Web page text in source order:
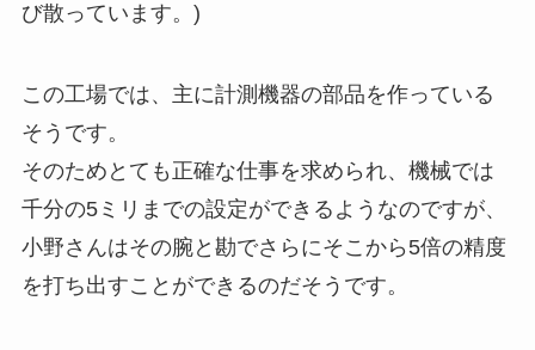
び散っています。)
この工場では、主に計測機器の部品を作っている
そうです。
そのためとても正確な仕事を求められ、機械では
千分の5ミリまでの設定ができるようなのですが、
小野さんはその腕と勘でさらにそこから5倍の精度
を打ち出すことができるのだそうです。